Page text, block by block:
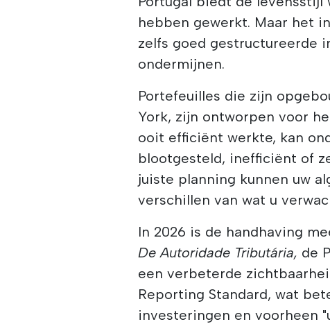
hebben gewerkt. Maar het
zelfs goed gestructureerde
ondermijnen.
Portefeuilles die zijn
York, zijn ontworpen voor
ooit efficiënt werkte, kan
blootgesteld, inefficiënt of
juiste planning kunnen uw
verschillen van wat u
In 2026 is de handhaving
De Autoridade Tributária, de
een verbeterde
Reporting Standard, wat
investeringen en voorheen